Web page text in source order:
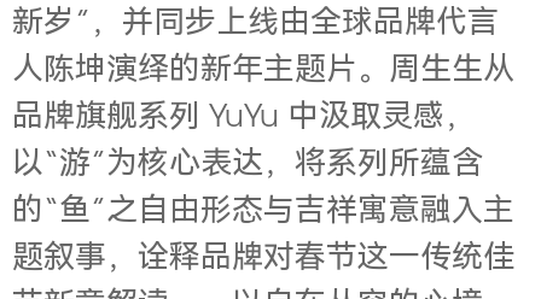
新岁”，并同步上线由全球品牌代言
人陈坤演绎的新年主题片。周生生从
品牌旗舰系列 YuYu 中汲取灵感，
以“游”为核心表达，将系列所蕴含
的“鱼”之自由形态与吉祥寓意融入主
题叙事，诠释品牌对春节这一传统佳